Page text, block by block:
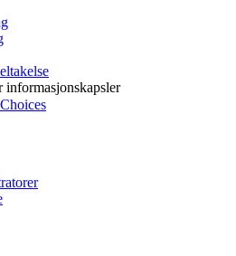
informasjonskapsler